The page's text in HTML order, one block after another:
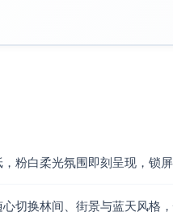
粉白柔光氛围即刻呈现，锁
切换林间、街景与蓝天风格